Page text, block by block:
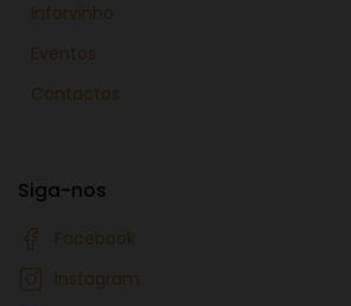
Inforvinho
Eventos
Contactos
Siga-nos
Facebook
Instagram